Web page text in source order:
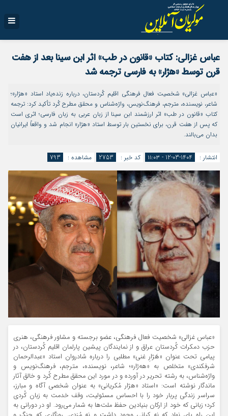
عباس غزالی: کتاب «قانون در طب» اثر ابن‌ سینا بعد از هفت
قرن توسط «هژار» به فارسی ترجمه شد
«عباس غزالی» شخصیت فعال فرهنگی اقلیم کُردستان، درباره زنده‌یاد استاد «هژار»؛
شاعر، نویسنده، مترجم، فرهنگ‌نویس، واژه‌شناس و محقق مطرح کُرد تأکید کرد: ترجمه‌
کتاب «قانون در طب» اثر ارزشمند ابن‌ سینا از زبان عربی به زبان فارسی؛ اثری است
که پس از هفت قرن، برای نخستین‌ بار توسط استاد «هژار» انجام شد و واقعاً ایرانیان
بدان می‌بالند.
انتشار : 1404-03-12 - ۱۱:۰۳ کد خبر : 2753 مشاهده : 793
«عباس غزالی» شخصیت فعال فرهنگی، عضو برجسته و مشاور فرهنگی، هنری
حزب دمکرات کُردستان عراق و از نمایندگان پیشین پارلمان اقلیم کُردستان، در
پیامی تحت عنوان «هَژارِ غنی» مطلبی را درباره شادروان استاد «عبدالرحمان
شرفکندی» متخلص به «هه‌ژار»؛ شاعر، نویسنده، مترجم، فرهنگ‌نویس و
واژه‌شناس، به رشته تحریر در آورده و در مورد این محقق مطرح کُرد و خالق آثار
ماندگار نوشته است: «استاد «هژار مُکریانی» به عنوان شخصی آگاه و مبارز،
سراسر زندگی پربار خود را با احساس مسئولیت، وقف خدمت به زبان کُردی
کرد؛ زبانی که خود از ارکان بنیادین حفظ ملت‌ها به‌ شمار می‌رود. او در دورانی به